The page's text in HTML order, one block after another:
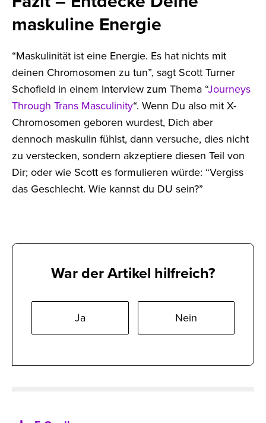
maskuline Energie
“Maskulinität ist eine Energie. Es hat nichts mit
deinen Chromosomen zu tun”, sagt Scott Turner
Schofield in einem Interview zum Thema “Journeys
Through Trans Masculinity“. Wenn Du also mit X-
Chromosomen geboren wurdest, Dich aber
dennoch maskulin fühlst, dann versuche, dies nicht
zu verstecken, sondern akzeptiere diesen Teil von
Dir; oder wie Scott es formulieren würde: “Vergiss
das Geschlecht. Wie kannst du DU sein?”
War der Artikel hilfreich?
Ja Nein